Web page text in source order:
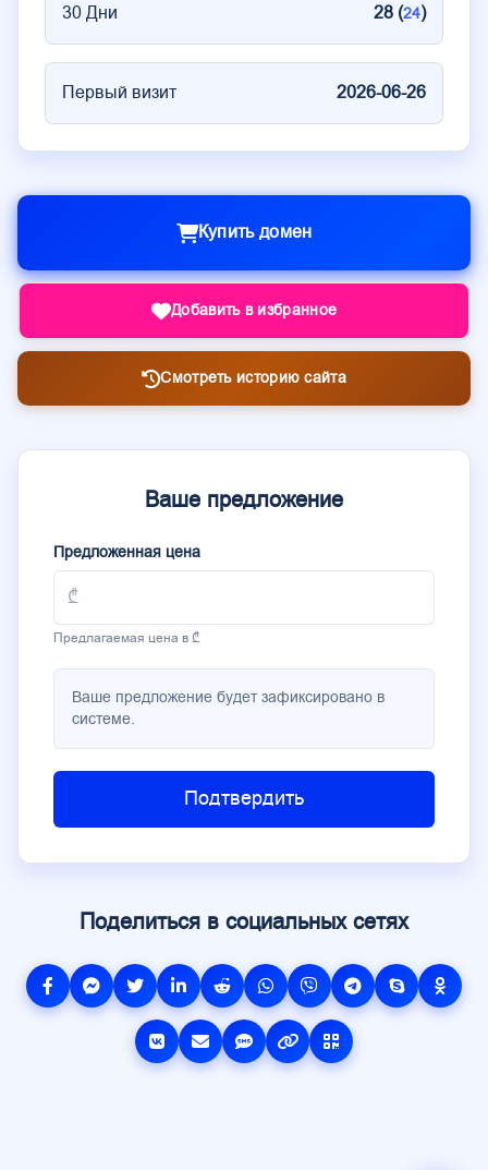
30 Дни 28 (24)
Первый визит 2026-06-26
Купить домен
Добавить в избранное
Смотреть историю сайта
Ваше предложение
Предложенная цена
Предлагаемая цена в ₾
Ваше предложение будет зафиксировано в
системе.
Подтвердить
Поделиться в социальных сетях